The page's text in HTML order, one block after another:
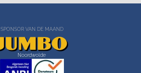
SPONSOR VAN DE MAAND
Noordwolde